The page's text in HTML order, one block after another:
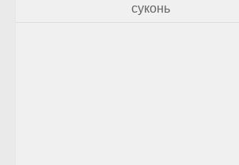
суконь